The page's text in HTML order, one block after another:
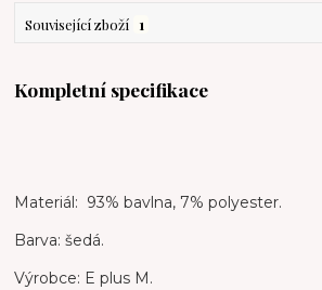
Související zboží 1
Kompletní specifikace
Materiál: 93% bavlna, 7% polyester.
Barva: šedá.
Výrobce: E plus M.